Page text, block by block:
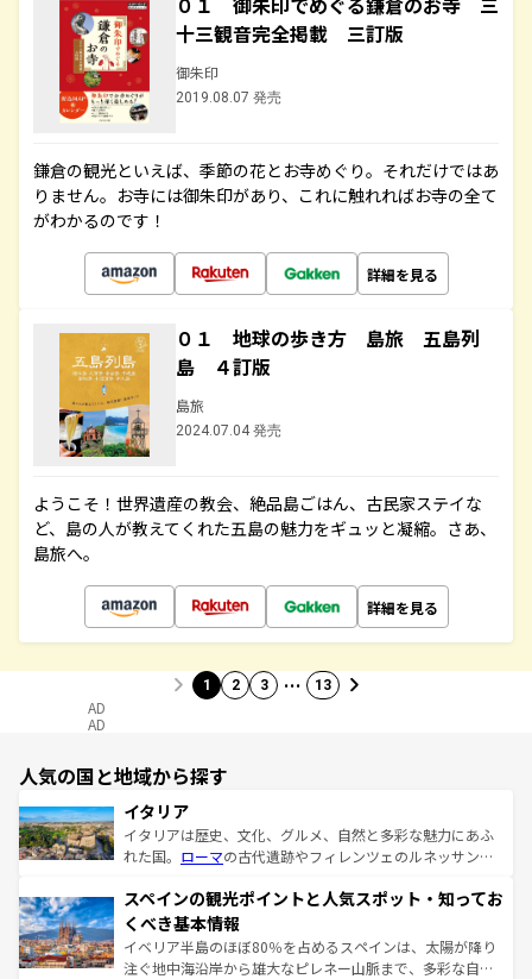
十三観音完全掲載 三訂版
御朱印
2019.08.07 発売
鎌倉の観光といえば、季節の花とお寺めぐり。それだけではあ
りません。お寺には御朱印があり、これに触れればお寺の全て
がわかるのです！
詳細を見る
０１ 地球の歩き方 島旅 五島列
島 ４訂版
島旅
2024.07.04 発売
ようこそ！世界遺産の教会、絶品島ごはん、古民家ステイな
ど、島の人が教えてくれた五島の魅力をギュッと凝縮。さあ、
島旅へ。
詳細を見る
1 2 3 … 13
AD
AD
人気の国と地域から探す
イタリア
イタリアは歴史、文化、グルメ、自然と多彩な魅力にあふ
れた国。 ローマの古代遺跡やフィレンツェのルネッサンス
ろん、トスカーナの美しい田園風景やアマルフィ海岸の絶
景など、自然景観も見逃せない。観光の合間には、本場の
ピザやパスタなど、絶品のイタリア料理を堪能することも
できる。朝目覚めてから夜眠るまで、すべての瞬間を楽し
スペインの観光ポイントと人気スポット・知ってお
くべき基本情報
イベリア半島のほぼ80％を占めるスペインは、太陽が降り
注ぐ地中海沿岸から雄大なピレネー山脈まで、多彩な自然